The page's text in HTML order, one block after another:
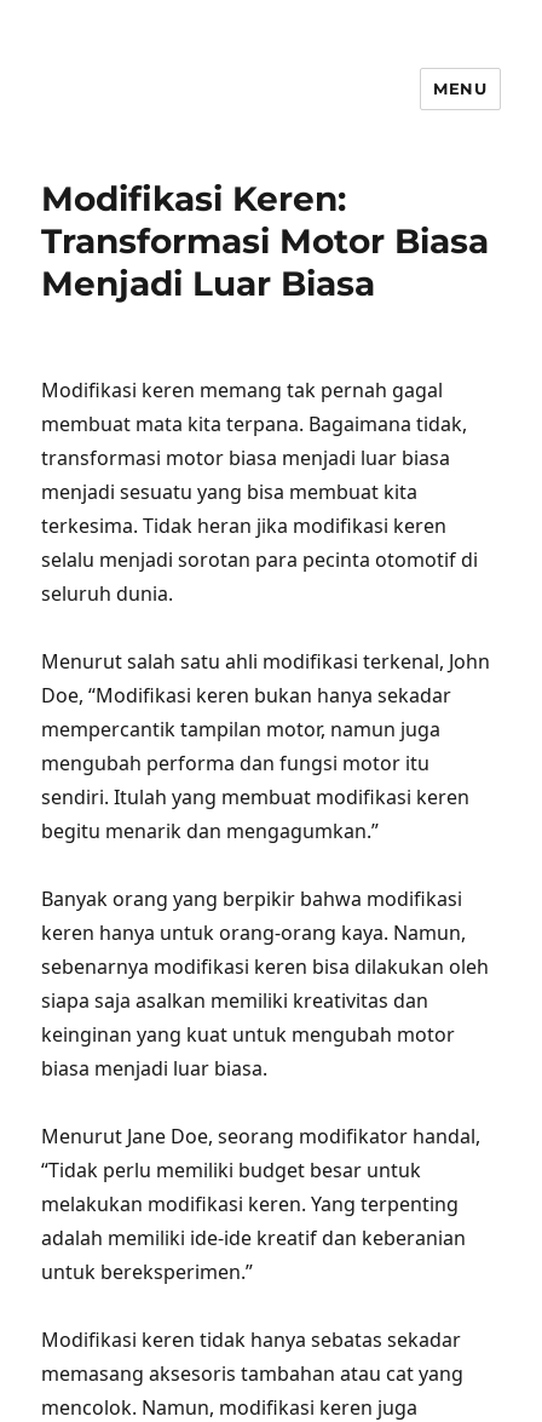
MENU
Modifikasi Keren:
Transformasi Motor Biasa
Menjadi Luar Biasa
Modifikasi keren memang tak pernah gagal
membuat mata kita terpana. Bagaimana tidak,
transformasi motor biasa menjadi luar biasa
menjadi sesuatu yang bisa membuat kita
terkesima. Tidak heran jika modifikasi keren
selalu menjadi sorotan para pecinta otomotif di
seluruh dunia.
Menurut salah satu ahli modifikasi terkenal, John
Doe, “Modifikasi keren bukan hanya sekadar
mempercantik tampilan motor, namun juga
mengubah performa dan fungsi motor itu
sendiri. Itulah yang membuat modifikasi keren
begitu menarik dan mengagumkan.”
Banyak orang yang berpikir bahwa modifikasi
keren hanya untuk orang-orang kaya. Namun,
sebenarnya modifikasi keren bisa dilakukan oleh
siapa saja asalkan memiliki kreativitas dan
keinginan yang kuat untuk mengubah motor
biasa menjadi luar biasa.
Menurut Jane Doe, seorang modifikator handal,
“Tidak perlu memiliki budget besar untuk
melakukan modifikasi keren. Yang terpenting
adalah memiliki ide-ide kreatif dan keberanian
untuk bereksperimen.”
Modifikasi keren tidak hanya sebatas sekadar
memasang aksesoris tambahan atau cat yang
mencolok. Namun, modifikasi keren juga